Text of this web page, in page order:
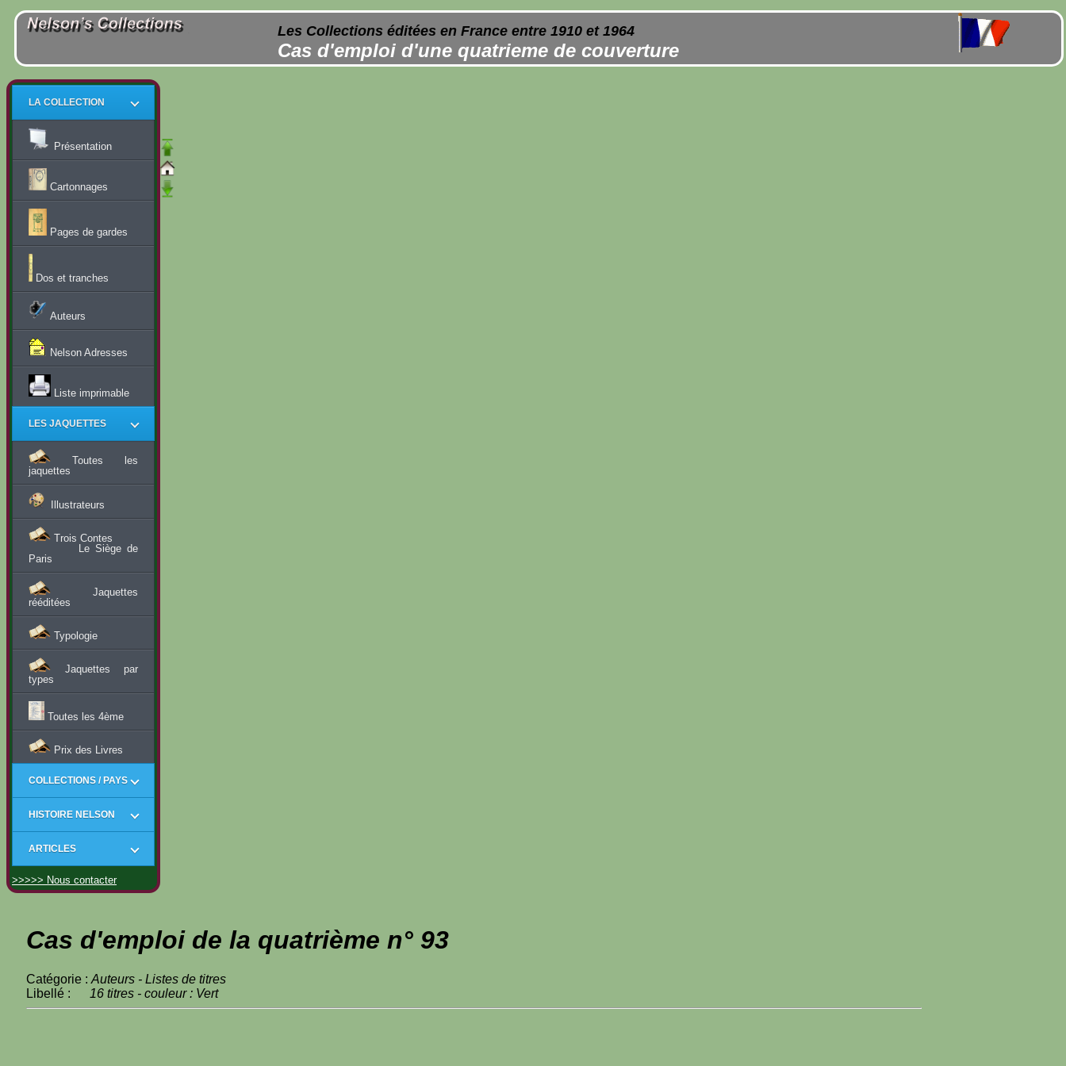
Les Collections éditées en France entre 1910 et 1964
Cas d'emploi d'une quatrieme de couverture
LA COLLECTION
Présentation
Cartonnages
Pages de gardes
Dos et tranches
Auteurs
Nelson Adresses
Liste imprimable
LES JAQUETTES
Toutes les
jaquettes
Illustrateurs
Trois Contes
Le Siège de
Paris
Jaquettes
rééditées
Typologie
Jaquettes par
types
Toutes les 4ème
Prix des Livres
COLLECTIONS / PAYS
HISTOIRE NELSON
ARTICLES
>>>>> Nous contacter
Cas d'emploi de la quatrième n° 93
Catégorie : Auteurs - Listes de titres
Libellé : 16 titres - couleur : Vert